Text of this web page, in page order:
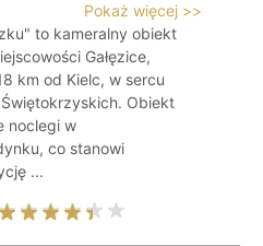
Pokaż więcej >>
to kameralny obiekt
Gałęzice,
km od Kielc, w sercu
Obiekt
noclegi w
co stanowi
...